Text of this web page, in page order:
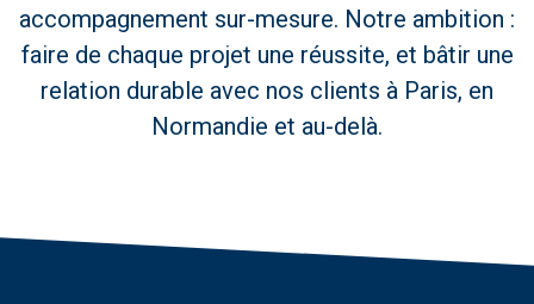
accompagnement sur-mesure. Notre ambition :
faire de chaque projet une réussite, et bâtir une
relation durable avec nos clients à Paris, en
Normandie et au-delà.